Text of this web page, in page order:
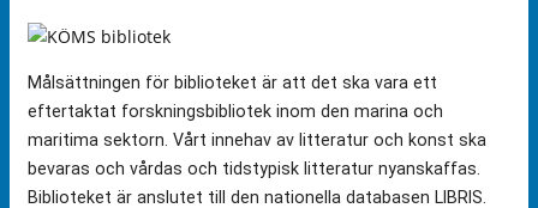
Målsättningen för biblioteket är att det ska vara ett
eftertaktat forskningsbibliotek inom den marina och
maritima sektorn. Vårt innehav av litteratur och konst ska
bevaras och vårdas och tidstypisk litteratur nyanskaffas.
Biblioteket är anslutet till den nationella databasen LIBRIS.